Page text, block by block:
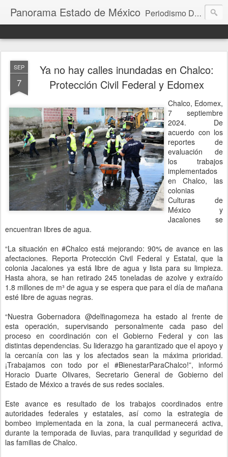
Panorama Estado de México Periodismo Digital
SEP
7
Ya no hay calles inundadas en Chalco:
Protección Civil Federal y Edomex
Chalco, Edomex,
7 septiembre
2024. De
acuerdo con los
reportes de
evaluación de
los trabajos
implementados
en Chalco, las
colonias
Culturas de
México y
Jacalones se
encuentran libres de agua.
“La situación en #Chalco está mejorando: 90% de avance en las
afectaciones. Reporta Protección Civil Federal y Estatal, que la
colonia Jacalones ya está libre de agua y lista para su limpieza.
Hasta ahora, se han retirado 245 toneladas de azolve y extraído
1.8 millones de m³ de agua y se espera que para el día de mañana
esté libre de aguas negras.
“Nuestra Gobernadora @delfinagomeza ha estado al frente de
esta operación, supervisando personalmente cada paso del
proceso en coordinación con el Gobierno Federal y con las
distintas dependencias. Su liderazgo ha garantizado que el apoyo y
la cercanía con las y los afectados sean la máxima prioridad.
¡Trabajamos con todo por el #BienestarParaChalco!”, informó
Horacio Duarte Olivares, Secretario General de Gobierno del
Estado de México a través de sus redes sociales.
Este avance es resultado de los trabajos coordinados entre
autoridades federales y estatales, así como la estrategia de
bombeo implementada en la zona, la cual permanecerá activa,
durante la temporada de lluvias, para tranquilidad y seguridad de
las familias de Chalco.